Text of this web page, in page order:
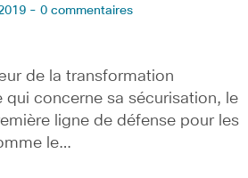
- 0 commentaires
de la transformation
qui concerne sa sécurisation, le
ligne de défense pour les
le…